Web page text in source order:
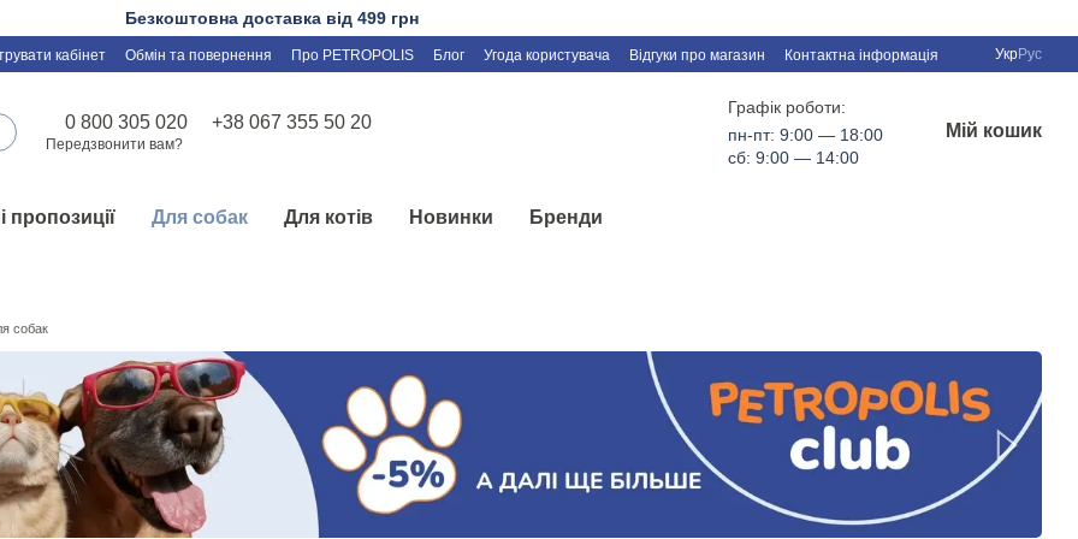
Безкоштовна доставка від 499 грн
кабінет Обмін та повернення Про PETROPOLIS Блог Угода користувача Відгуки про магазин Контактна інформація УкрРус
0 800 305 020 +38 067 355 50 20
Передзвонити вам?
Графік роботи:
пн-пт: 9:00 — 18:00
сб: 9:00 — 14:00
Мій кошик
пропозиції Для собак Для котів Новинки Бренди
собак